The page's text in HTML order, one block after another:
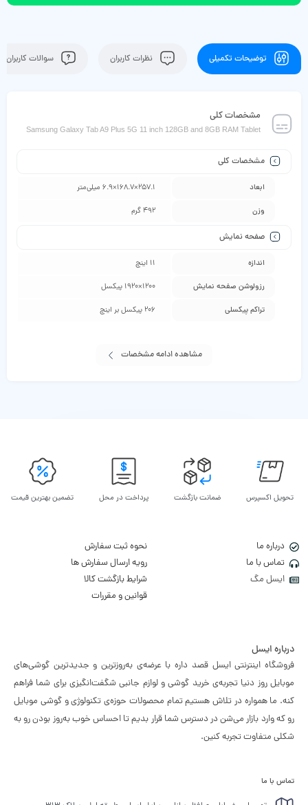
توضیحات تکمیلی نظرات کاربران سوالات کاربران
مشخصات کلی
Samsung Galaxy Tab A9 Plus 5G 11 inch 128GB and 8GB RAM Tablet
مشخصات کلی
ابعاد 257.1×168.7×6.9 میلی‌متر
وزن 492 گرم
صفحه نمایش
اندازه 11 اینچ
رزولوشن صفحه نمایش 1200×1920 پیکسل
تراکم پیکسلی 206 پیکسل بر اینچ
مشاهده ادامه مشخصات
تحویل اکسپرس ضمانت بازگشت پرداخت در محل تضمین بهترین قیمت
درباره ما
تماس با ما
ایسل مگ
نحوه ثبت سفارش
رویه ارسال سفارش ها
شرایط بازگشت کالا
قوانین و مقررات
درباره ایسل
فروشگاه اینترنتی ایسل قصد داره با عرضه‌ی به‌روزترین و جدیدترین گوشی‌های
موبایل روز دنیا تجربه‌ی خرید گوشی و لوازم جانبی شگفت‌انگیزی برای شما فراهم
کنه. ما همواره در تلاش هستیم تمام محصولات حوزه‌ی تکنولوژی و گوشی موبایل
رو که وارد بازار می‌شن در دسترس شما قرار بدیم تا احساس خوب به‌روز بودن رو به
شکلی متفاوت تجربه کنین.
تماس با ما